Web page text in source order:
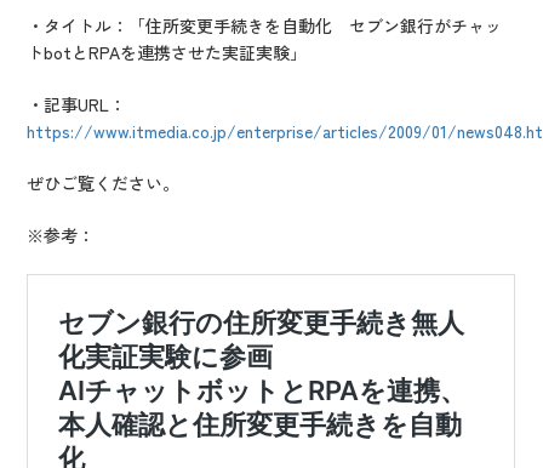
・タイトル：「住所変更手続きを自動化 セブン銀行がチャッ
トbotとRPAを連携させた実証実験」
・記事URL：
https://www.itmedia.co.jp/enterprise/articles/2009/01/
ぜひご覧ください。
※参考：